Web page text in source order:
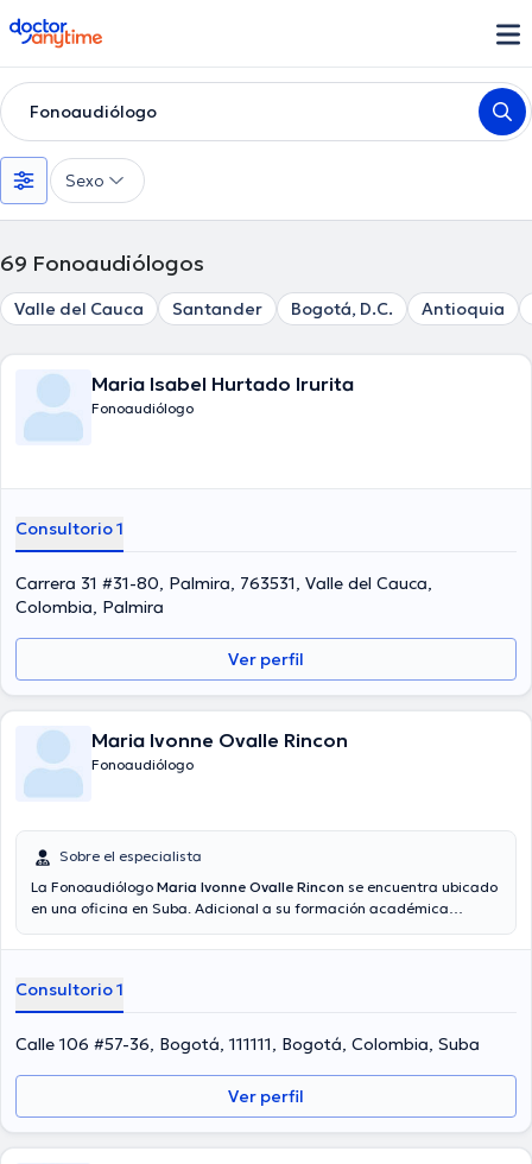
doctoranytime
Fonoaudiólogo
Sexo
69 Fonoaudiólogos
Valle del Cauca Santander Bogotá, D.C. Antioquia
Maria Isabel Hurtado Irurita
Fonoaudiólogo
Consultorio 1
Carrera 31 #31-80, Palmira, 763531, Valle del Cauca,
Colombia, Palmira
Ver perfil
Maria Ivonne Ovalle Rincon
Fonoaudiólogo
Sobre el especialista
La Fonoaudiólogo Maria Ivonne Ovalle Rincon se encuentra ubicado
en una oficina en Suba. Adicional a su formación académica
especialidad. La profesional de la salud tiene varios años de
destacados como miembro de diversas asociaciones médicas.
Maria Ivonne Ovalle Rincon ha cooperado en considerables
conferencias con el objetivo de tener una formación continua en su
ámbito de especialización y ha compartido importantes ediciones.
Para finalizar, la profesional de la salud puede hablar Español en su
Consultorio 1
Calle 106 #57-36, Bogotá, 111111, Bogotá, Colombia, Suba
Ver perfil